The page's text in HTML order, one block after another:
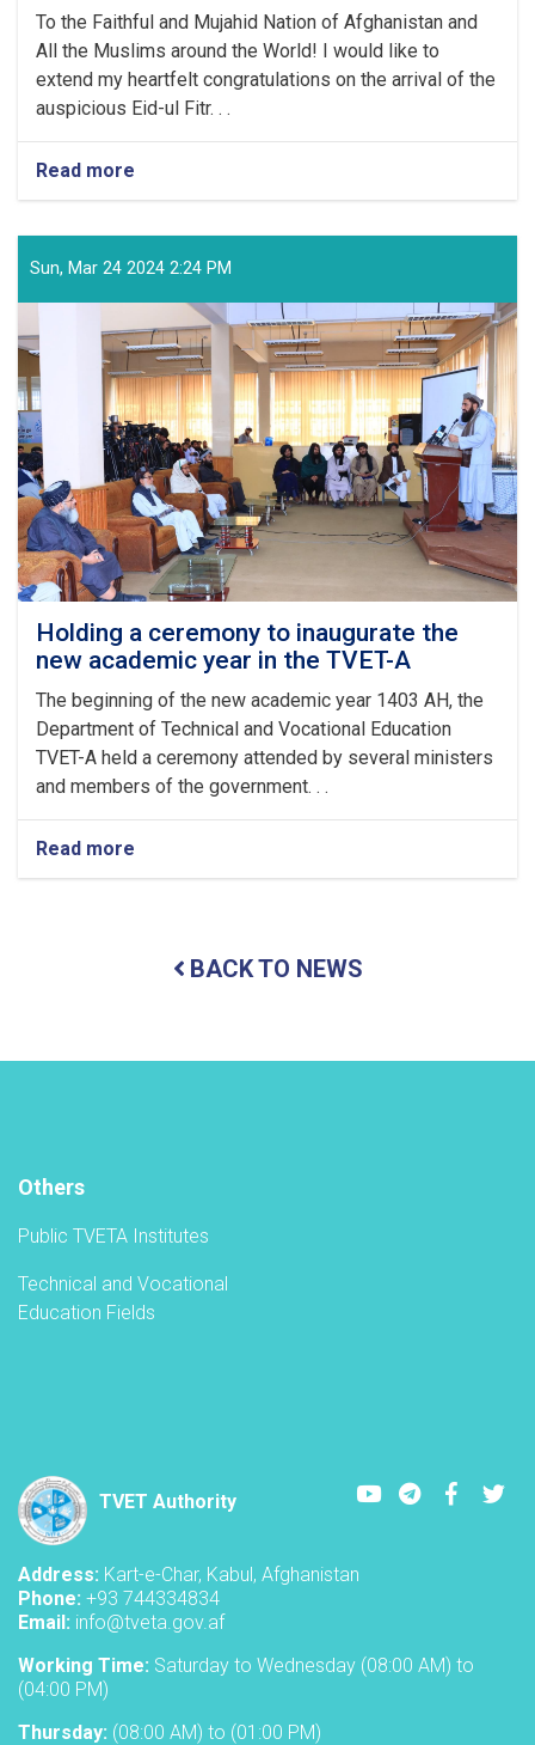
To the Faithful and Mujahid Nation of Afghanistan and
All the Muslims around the World! I would like to
extend my heartfelt congratulations on the arrival of the
auspicious Eid-ul Fitr. . .
Read more
Congratulatory
of
the
Leader
of
the
Islamic
Emirate
on
the
Arrival
of
the
Auspicious
Eid-
ul
Fitr
Sun, Mar 24 2024 2:24 PM
Holding a ceremony to inaugurate the
new academic year in the TVET-A
The beginning of the new academic year 1403 AH, the
Department of Technical and Vocational Education
TVET-A held a ceremony attended by several ministers
and members of the government. . .
Read more
Holding
inaugurate
year
BACK TO NEWS
Others
Public TVETA Institutes
Technical and Vocational
Education Fields
TVET Authority
YoutubeLinkedIn
Address: Kart-e-Char, Kabul, Afghanistan
Phone: +93 744334834
Email: info@tveta.gov.af
Working Time: Saturday to Wednesday (08:00 AM) to
(04:00 PM)
Thursday: (08:00 AM) to (01:00 PM)